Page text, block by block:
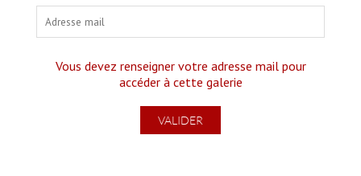
Vous devez renseigner votre adresse mail pour
accéder à cette galerie